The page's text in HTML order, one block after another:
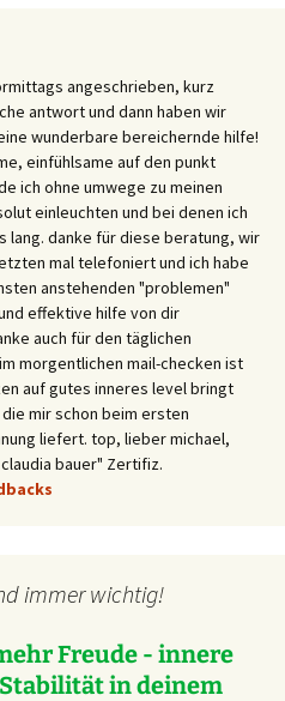
angeschrieben, kurz
antwort und dann haben wir
wunderbare bereichernde hilfe!
einfühlsame auf den punkt
ich ohne umwege zu meinen
einleuchten und bei denen ich
lang. danke für diese beratung, wir
mal telefoniert und ich habe
anstehenden "problemen"
effektive hilfe von dir
auch für den täglichen
morgentlichen mail-checken ist
auf gutes inneres level bringt
mir schon beim ersten
liefert. top, lieber michael,
bauer" Zertifiz.
immer wichtig!
Freude - innere
in deinem